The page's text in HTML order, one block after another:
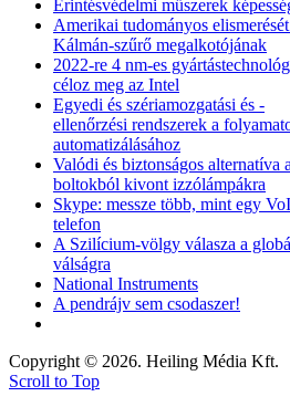
Érintésvédelmi műszerek
Amerikai tudományos
Kálmán-szűrő megalkotójának
2022-re 4 nm-es
céloz meg az Intel
Egyedi és szériamozgatási és -
ellenőrzési rendszerek a
automatizálásához
Valódi és biztonságos alternatíva a
boltokból kivont izzólámpákra
Skype: messze több, mint egy
telefon
A Szilícium-völgy válasza a
válságra
National Instruments
A pendrájv sem csodaszer!
Copyright © 2026. Heiling Média Kft.
Scroll to Top